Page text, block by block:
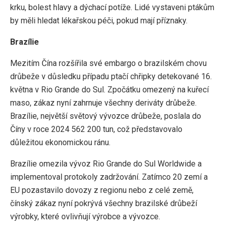
krku, bolest hlavy a dýchací potíže. Lidé vystaveni ptákům
by měli hledat lékařskou péči, pokud mají příznaky.
Brazílie
Mezitím Čína rozšířila své embargo o brazilském chovu
drůbeže v důsledku případu ptačí chřipky detekované 16.
května v Rio Grande do Sul. Zpočátku omezený na kuřecí
maso, zákaz nyní zahrnuje všechny deriváty drůbeže.
Brazílie, největší světový vývozce drůbeže, poslala do
Číny v roce 2024 562 200 tun, což představovalo
důležitou ekonomickou ránu.
Brazílie omezila vývoz Rio Grande do Sul Worldwide a
implementoval protokoly zadržování. Zatímco 20 zemí a
EU pozastavilo dovozy z regionu nebo z celé země,
čínský zákaz nyní pokrývá všechny brazilské drůbeží
výrobky, které ovlivňují výrobce a vývozce.